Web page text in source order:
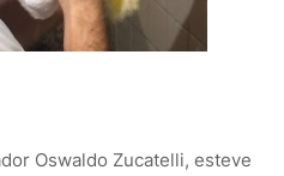
Oswaldo Zucatelli, esteve